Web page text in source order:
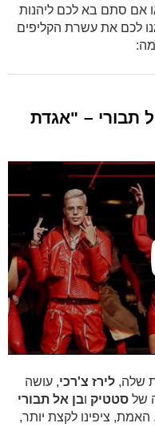
אם סתם בא לכם ליהנות
לכם את עשרת הקליפים
תבורי – "אגדת
שלה, לירז צ'רכי, עושה
של סטטיק ובן אל תבורי
. האמת, ציפינו לקצת יותר,